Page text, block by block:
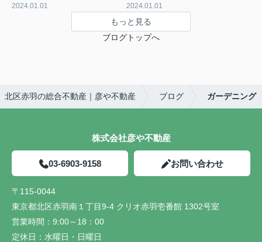
2024.01.01 2024.01.01
もっと見る
ブログトップへ
北区赤羽の総合不動産｜彦や不動産 ブログ ガーデニング
株式会社彦や不動産
03-6903-9158 お問い合わせ
〒115-0044
東京都北区赤羽南１丁目9-4 クリオ赤羽壱番館 1302号室
営業時間： 9:00～18：00
定休日： 水曜日・日曜日